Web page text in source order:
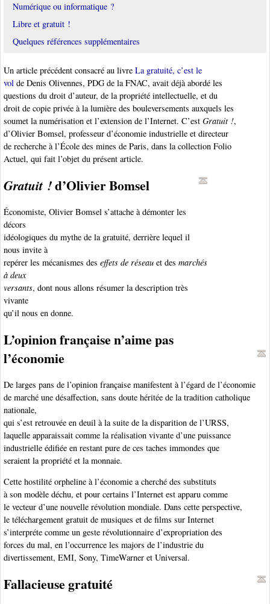
Numérique ou informatique ?
Libre et gratuit !
Quelques références supplémentaires
Un article précédent consacré au livre La gratuité, c’est le
vol de Denis Olivennes, PDG de la FNAC, avait déjà abordé les
questions du droit d’auteur, de la propriété intellectuelle, et du
droit de copie privée à la lumière des bouleversements auxquels les
soumet la numérisation et l’extension de l’Internet. C’est Gratuit !,
d’Olivier Bomsel, professeur d’économie industrielle et directeur
de recherche à l’École des mines de Paris, dans la collection Folio
Actuel, qui fait l’objet du présent article.
Gratuit !d’Olivier Bomsel
Économiste, Olivier Bomsel s’attache à démonter les
décors
idéologiques du mythe de la gratuité, derrière lequel il
nous invite à
repérer les mécanismes des effets de réseau et des marchés
à deux
versants, dont nous allons résumer la description très
vivante
qu’il nous en donne.
L’opinion française n’aime pas
l’économie
De larges pans de l’opinion française manifestent à l’égard de l’économie
de marché une désaffection, sans doute héritée de la tradition catholique
nationale,
qui s’est retrouvée en deuil à la suite de la disparition de l’URSS,
laquelle apparaissait comme la réalisation vivante d’une puissance
industrielle édifiée en restant pure de ces taches immondes que
seraient la propriété et la monnaie.
Cette hostilité orpheline à l’économie a cherché des substituts
à son modèle déchu, et pour certains l’Internet est apparu comme
le vecteur d’une nouvelle révolution mondiale. Dans cette perspective,
le téléchargement gratuit de musiques et de films sur Internet
s’interpréte comme un geste révolutionnaire d’expropriation des
forces du mal, en l’occurrence les majors de l’industrie du
divertissement, EMI, Sony, TimeWarner et Universal.
Fallacieuse gratuité